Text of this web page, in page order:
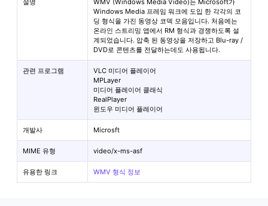
Windows Media 프레임 워크에 도입 한 각각의 코
딩 형식을 가진 동영상 코덱 모음입니다. 처음에는
온라인 스트리밍 앱에서 RM 형식과 경쟁하도록 설
계되었습니다. 압축 된 동영상을 저장하고 Blu-ray /
DVD로 콘텐츠를 전달하는데도 사용됩니다.
관련 프로그램
VLC 미디어 플레이어
MPLayer
미디어 플레이어 클래식
RealPlayer
윈도우 미디어 플레이어
개발사 Microsft
MIME 유형 video/x-ms-asf
유용한 링크 WMV 형식 정보